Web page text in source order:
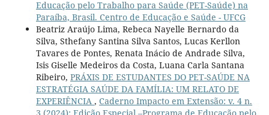
Educação pelo Trabalho para Saúde (PET-Saúde) na
Paraíba, Brasil. Centro de Educação e Saúde - UFCG
Beatriz Araújo Lima, Rebeca Nayelle Bernardo da
Silva, Sthefany Santina Silva Santos, Lucas Kerllon
Tavares de Pontes, Renata Inácio de Andrade Silva,
Isis Giselle Medeiros da Costa, Luana Carla Santana
Ribeiro, PRÁXIS DE ESTUDANTES DO PET-SAÚDE NA
ESTRATÉGIA SAÚDE DA FAMÍLIA: UM RELATO DE
EXPERIÊNCIA , Caderno Impacto em Extensão: v. 4 n.